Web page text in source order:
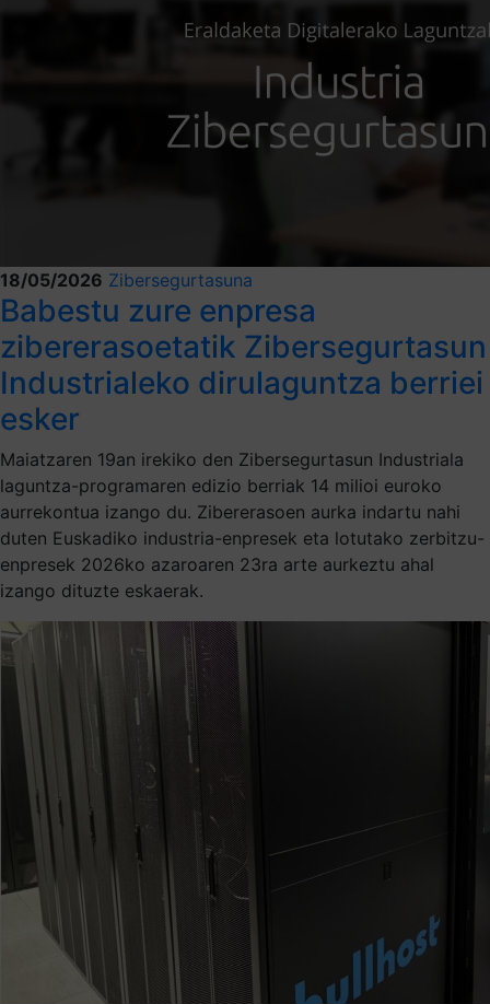
18/05/2026 Zibersegurtasuna
Babestu zure enpresa
zibererasoetatik Zibersegurtasun
Industrialeko dirulaguntza berriei
esker
Maiatzaren 19an irekiko den Zibersegurtasun Industriala
laguntza-programaren edizio berriak 14 milioi euroko
aurrekontua izango du. Zibererasoen aurka indartu nahi
duten Euskadiko industria-enpresek eta lotutako zerbitzu-
enpresek 2026ko azaroaren 23ra arte aurkeztu ahal
izango dituzte eskaerak.